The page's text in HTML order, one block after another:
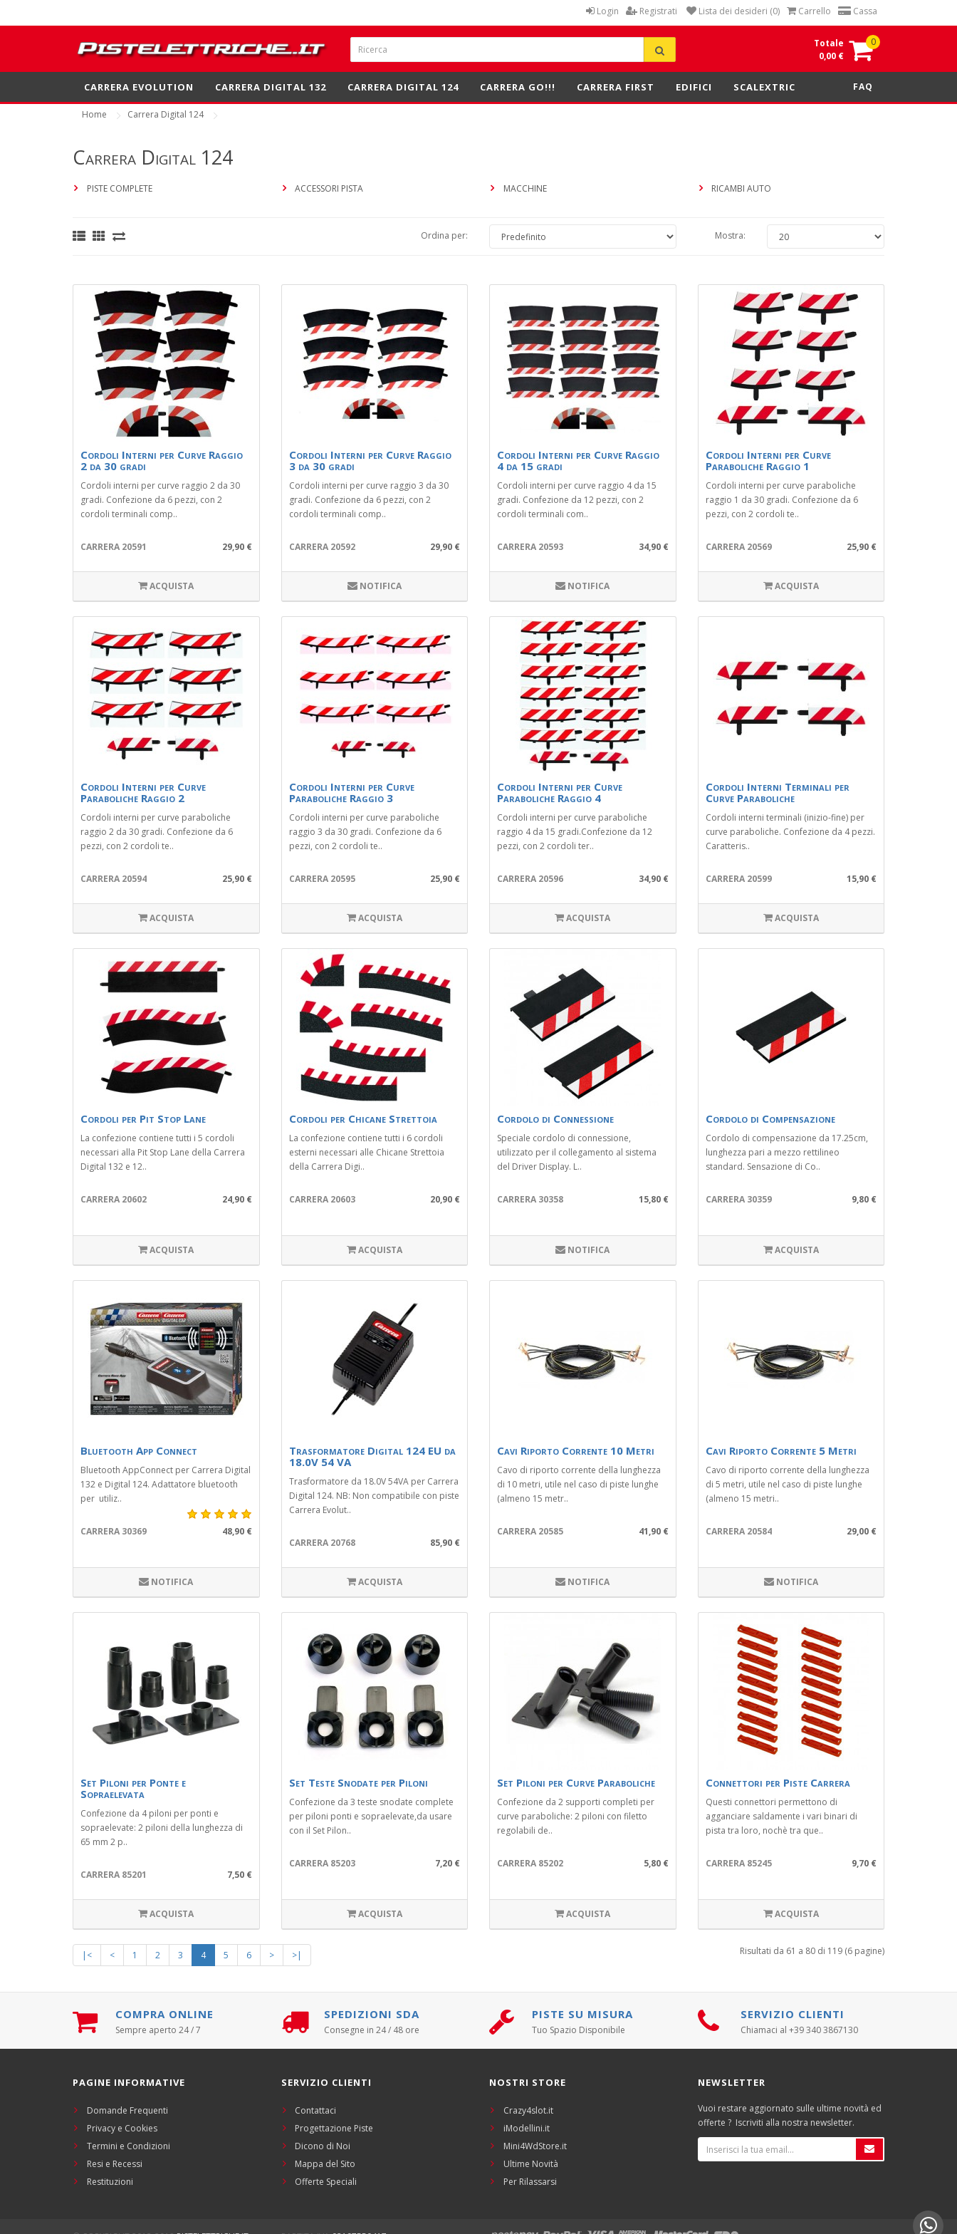
Login Registrati Lista dei desideri (0) Carrello Cassa
0
Totale
0,00 €
CARRERA EVOLUTION CARRERA DIGITAL 132 CARRERA DIGITAL 124 CARRERA GO!!! CARRERA FIRST EDIFICI SCALEXTRIC FAQ
Home Carrera Digital 124
Carrera Digital 124
PISTE COMPLETE ACCESSORI PISTA MACCHINE RICAMBI AUTO
Ordina per: Mostra:
Cordoli Interni per Curve Raggio
2 da 30 gradi
Cordoli interni per curve raggio 2 da 30
gradi. Confezione da 6 pezzi, con 2
cordoli terminali comp..
CARRERA 20591 29,90 €
ACQUISTA
Cordoli Interni per Curve Raggio
3 da 30 gradi
Cordoli interni per curve raggio 3 da 30
gradi. Confezione da 6 pezzi, con 2
cordoli terminali comp..
CARRERA 20592 29,90 €
NOTIFICA
Cordoli Interni per Curve Raggio
4 da 15 gradi
Cordoli interni per curve raggio 4 da 15
gradi. Confezione da 12 pezzi, con 2
cordoli terminali com..
CARRERA 20593 34,90 €
NOTIFICA
Cordoli Interni per Curve
Paraboliche Raggio 1
Cordoli interni per curve paraboliche
raggio 1 da 30 gradi. Confezione da 6
pezzi, con 2 cordoli te..
CARRERA 20569 25,90 €
ACQUISTA
Cordoli Interni per Curve
Paraboliche Raggio 2
Cordoli interni per curve paraboliche
raggio 2 da 30 gradi. Confezione da 6
pezzi, con 2 cordoli te..
CARRERA 20594 25,90 €
ACQUISTA
Cordoli Interni per Curve
Paraboliche Raggio 3
Cordoli interni per curve paraboliche
raggio 3 da 30 gradi. Confezione da 6
pezzi, con 2 cordoli te..
CARRERA 20595 25,90 €
ACQUISTA
Cordoli Interni per Curve
Paraboliche Raggio 4
Cordoli interni per curve paraboliche
raggio 4 da 15 gradi.Confezione da 12
pezzi, con 2 cordoli ter..
CARRERA 20596 34,90 €
ACQUISTA
Cordoli Interni Terminali per
Curve Paraboliche
Cordoli interni terminali (inizio-fine) per
curve paraboliche. Confezione da 4 pezzi.
Caratteris..
CARRERA 20599 15,90 €
ACQUISTA
Cordoli per Pit Stop Lane
La confezione contiene tutti i 5 cordoli
necessari alla Pit Stop Lane della Carrera
Digital 132 e 12..
CARRERA 20602 24,90 €
ACQUISTA
Cordoli per Chicane Strettoia
La confezione contiene tutti i 6 cordoli
esterni necessari alle Chicane Strettoia
della Carrera Digi..
CARRERA 20603 20,90 €
ACQUISTA
Cordolo di Connessione
Speciale cordolo di connessione,
utilizzato per il collegamento al sistema
del Driver Display. L..
CARRERA 30358 15,80 €
NOTIFICA
Cordolo di Compensazione
Cordolo di compensazione da 17.25cm,
lunghezza pari a mezzo rettilineo
standard. Sensazione di Co..
CARRERA 30359 9,80 €
ACQUISTA
Bluetooth App Connect
Bluetooth AppConnect per Carrera Digital
132 e Digital 124. Adattatore bluetooth
per utiliz..
CARRERA 30369 48,90 €
NOTIFICA
Trasformatore Digital 124 EU da
18.0V 54 VA
Trasformatore da 18.0V 54VA per Carrera
Digital 124. NB: Non compatibile con piste
Carrera Evolut..
CARRERA 20768 85,90 €
ACQUISTA
Cavi Riporto Corrente 10 Metri
Cavo di riporto corrente della lunghezza
di 10 metri, utile nel caso di piste lunghe
(almeno 15 metr..
CARRERA 20585 41,90 €
NOTIFICA
Cavi Riporto Corrente 5 Metri
Cavo di riporto corrente della lunghezza
di 5 metri, utile nel caso di piste lunghe
(almeno 15 metri..
CARRERA 20584 29,00 €
NOTIFICA
Set Piloni per Ponte e
Sopraelevata
Confezione da 4 piloni per ponti e
sopraelevate: 2 piloni della lunghezza di
65 mm 2 p..
CARRERA 85201 7,50 €
ACQUISTA
Set Teste Snodate per Piloni
Confezione da 3 teste snodate complete
per piloni ponti e sopraelevate,da usare
con il Set Pilon..
CARRERA 85203 7,20 €
ACQUISTA
Set Piloni per Curve Paraboliche
Confezione da 2 supporti completi per
curve paraboliche: 2 piloni con filetto
regolabili de..
CARRERA 85202 5,80 €
ACQUISTA
Connettori per Piste Carrera
Questi connettori permettono di
agganciare saldamente i vari binari di
pista tra loro, nochè tra que..
CARRERA 85245 9,70 €
ACQUISTA
|< < 1 2 3 4 5 6 > >| Risultati da 61 a 80 di 119 (6 pagine)
COMPRA ONLINE
Sempre aperto 24 / 7
SPEDIZIONI SDA
Consegne in 24 / 48 ore
PISTE SU MISURA
Tuo Spazio Disponibile
SERVIZIO CLIENTI
Chiamaci al +39 340 3867130
PAGINE INFORMATIVE
Domande Frequenti
Privacy e Cookies
Termini e Condizioni
Resi e Recessi
Restituzioni
SERVIZIO CLIENTI
Contattaci
Progettazione Piste
Dicono di Noi
Mappa del Sito
Offerte Speciali
NOSTRI STORE
Crazy4slot.it
iModellini.it
Mini4WdStore.it
Ultime Novità
Per Rilassarsi
NEWSLETTER
Vuoi restare aggiornato sulle ultime novità ed
offerte ? Iscriviti alla nostra newsletter.